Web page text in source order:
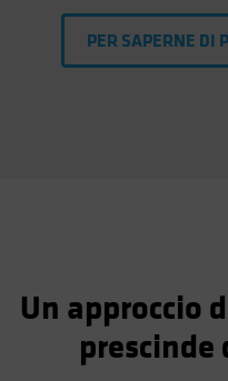
PER SAPERNE DI
Un approccio